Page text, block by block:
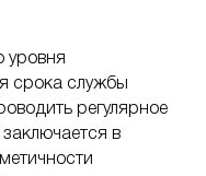
уровня
срока службы
регулярное
в